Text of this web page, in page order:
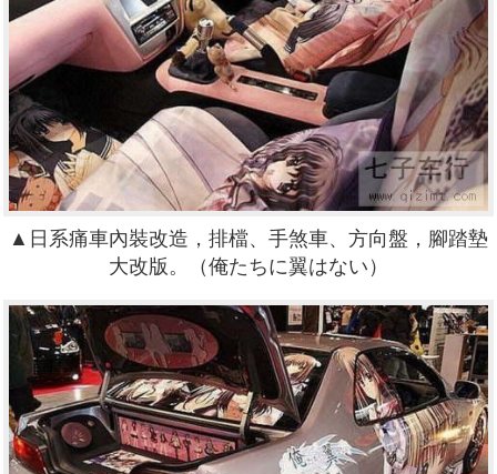
▲日系痛車內裝改造，排檔、手煞車、方向盤，腳踏墊
大改版。
（俺たちに翼はない ）